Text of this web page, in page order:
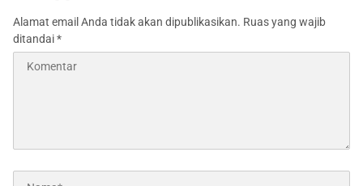
Alamat email Anda tidak akan dipublikasikan. Ruas yang wajib
ditandai*